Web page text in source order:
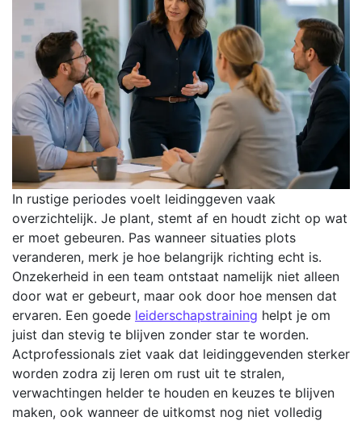
In rustige periodes voelt leidinggeven vaak
overzichtelijk. Je plant, stemt af en houdt zicht op wat
er moet gebeuren. Pas wanneer situaties plots
veranderen, merk je hoe belangrijk richting echt is.
Onzekerheid in een team ontstaat namelijk niet alleen
door wat er gebeurt, maar ook door hoe mensen dat
ervaren. Een goede leiderschapstraining helpt je om
juist dan stevig te blijven zonder star te worden.
Actprofessionals ziet vaak dat leidinggevenden sterker
worden zodra zij leren om rust uit te stralen,
verwachtingen helder te houden en keuzes te blijven
maken, ook wanneer de uitkomst nog niet volledig